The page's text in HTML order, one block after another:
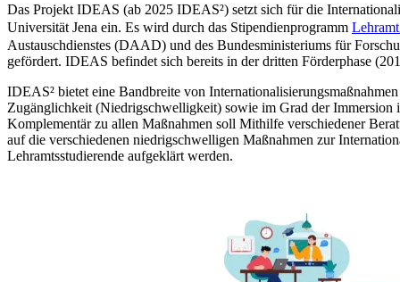
Das Projekt IDEAS (ab 2025 IDEAS²) setzt sich für die
Universität Jena ein. Es wird durch das Stipendienprogramm
Austauschdienstes (DAAD) und des Bundesministeriums für
gefördert. IDEAS befindet sich bereits in der dritten Förderphase
IDEAS² bietet eine Bandbreite von
Zugänglichkeit (Niedrigschwelligkeit) sowie im Grad der Immersion
Komplementär zu allen Maßnahmen soll Mithilfe verschiedener
auf die verschiedenen niedrigschwelligen Maßnahmen zur
Lehramtsstudierende aufgeklärt werden.